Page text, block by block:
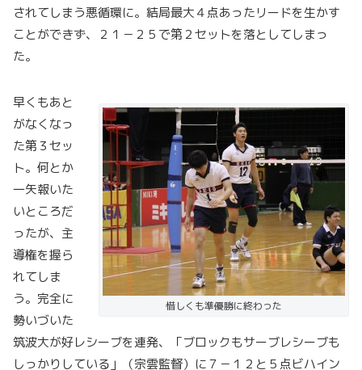
されてしまう悪循環に。結局最大４点あったリードを生かす
ことができず、２１－２５で第２セットを落としてしまっ
た。
惜しくも準優勝に終わった
早くもあと
がなくなっ
た第３セッ
ト。何とか
一矢報いた
いところだ
ったが、主
導権を握ら
れてしま
う。完全に
勢いづいた
筑波大が好レシーブを連発、「ブロックもサーブレシーブも
しっかりしている」（宗雲監督）に７－１２と５点ビハイン